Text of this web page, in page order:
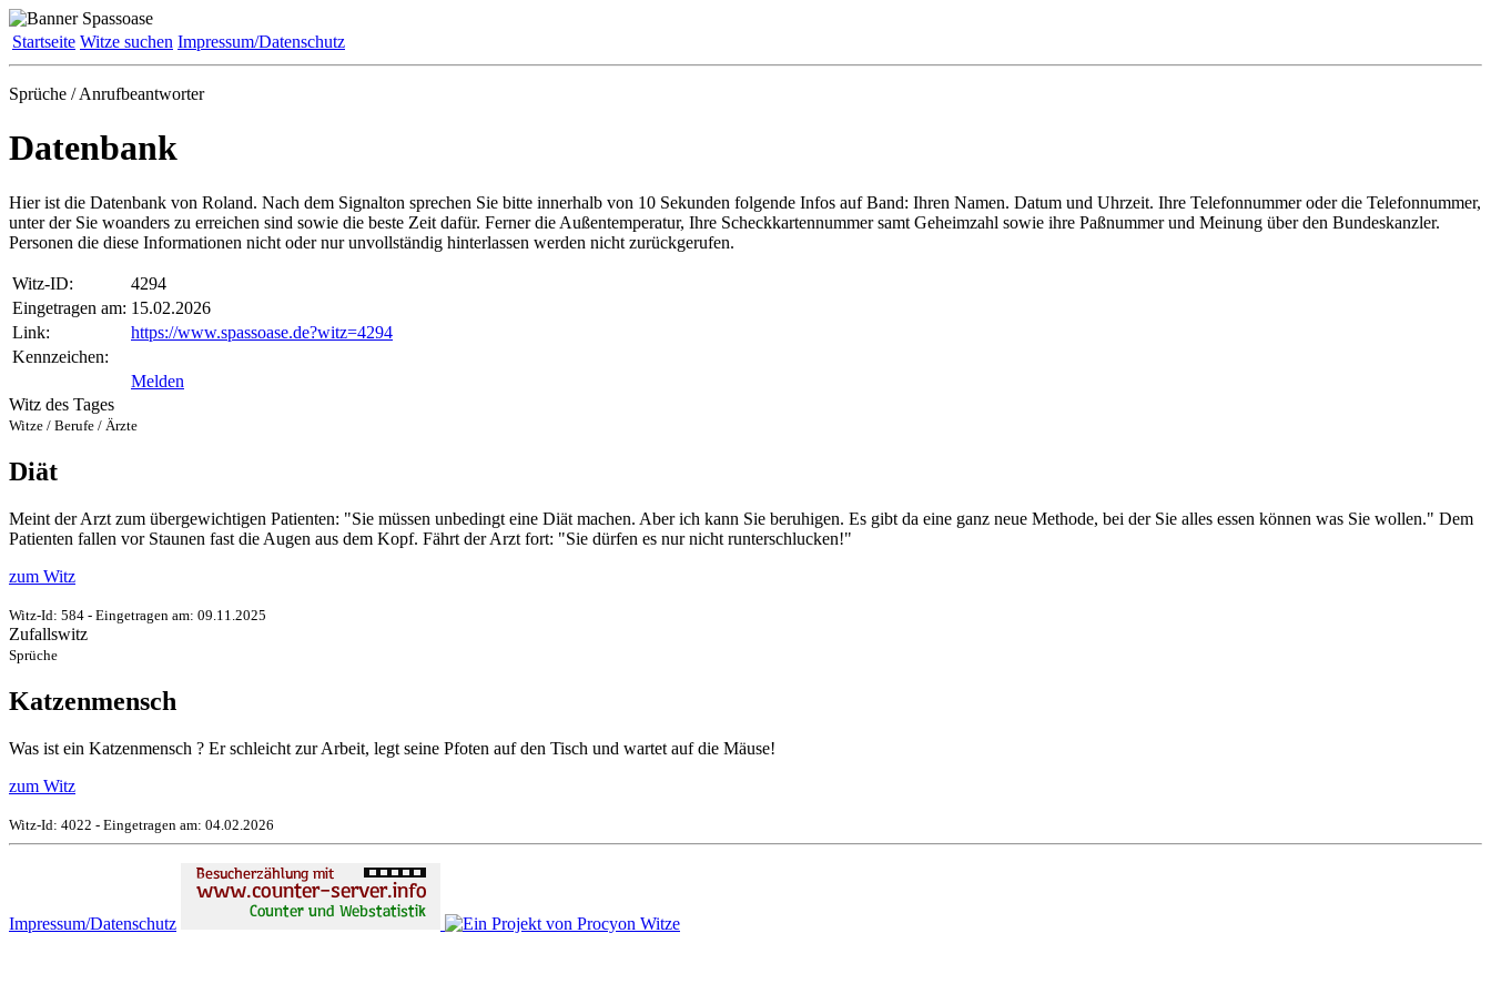
Startseite Witze suchen Impressum/Datenschutz
Sprüche / Anrufbeantworter
Datenbank
Hier ist die Datenbank von Roland. Nach dem Signalton sprechen Sie bitte innerhalb von 10 Sekunden folgende Infos auf Band: Ihren Namen. Datum und Uhrzeit. Ihre Telefonnummer oder die Telefonnummer,
unter der Sie woanders zu erreichen sind sowie die beste Zeit dafür. Ferner die Außentemperatur, Ihre Scheckkartennummer samt Geheimzahl sowie ihre Paßnummer und Meinung über den Bundeskanzler.
Personen die diese Informationen nicht oder nur unvollständig hinterlassen werden nicht zurückgerufen.
Witz-ID:
4294
Eingetragen am: 15.02.2026
Link:
https://www.spassoase.de?witz=4294
Kennzeichen:
Melden
Witz des Tages
Witze / Berufe / Ärzte
Diät
Meint der Arzt zum übergewichtigen Patienten: "Sie müssen unbedingt eine Diät machen. Aber ich kann Sie beruhigen. Es gibt da eine ganz neue Methode, bei der Sie alles essen können was Sie wollen." Dem
Patienten fallen vor Staunen fast die Augen aus dem Kopf. Fährt der Arzt fort: "Sie dürfen es nur nicht runterschlucken!"
zum Witz
Witz-Id: 584 - Eingetragen am: 09.11.2025
Zufallswitz
Sprüche
Katzenmensch
Was ist ein Katzenmensch ? Er schleicht zur Arbeit, legt seine Pfoten auf den Tisch und wartet auf die Mäuse!
zum Witz
Witz-Id: 4022 - Eingetragen am: 04.02.2026
Impressum/Datenschutz